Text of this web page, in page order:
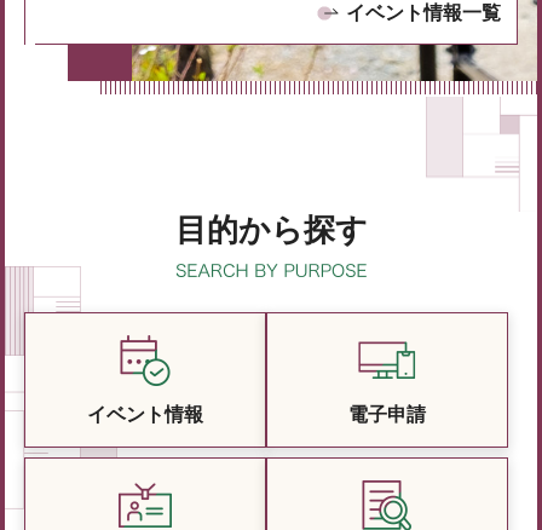
イベント情報一覧
目的から探す
イベント情報 電子申請